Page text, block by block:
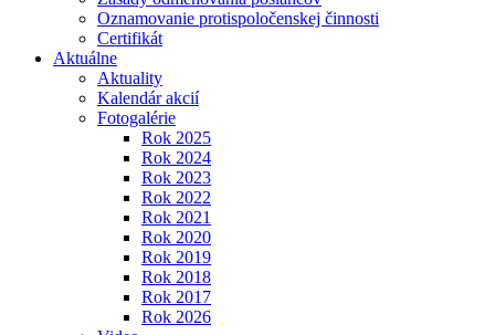
Oznamovanie protispoločenskej činnosti
Certifikát
Aktuálne
Aktuality
Kalendár akcií
Fotogalérie
Rok 2025
Rok 2024
Rok 2023
Rok 2022
Rok 2021
Rok 2020
Rok 2019
Rok 2018
Rok 2017
Rok 2026